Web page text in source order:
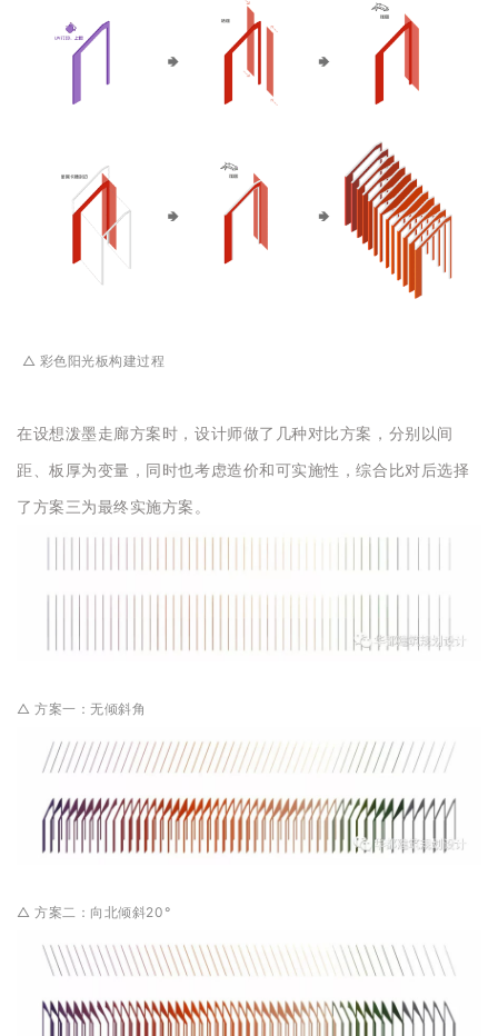
△ 彩色阳光板构建过程
在设想泼墨走廊方案时，设计师做了几种对比方案，分别以间
距、板厚为变量，同时也考虑造价和可实施性，综合比对后选择
了方案三为最终实施方案。
△ 方案一：无倾斜角
△ 方案二：向北倾斜20°